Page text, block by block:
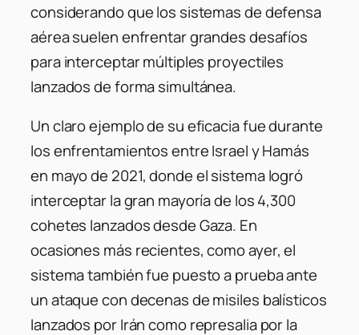
considerando que los sistemas de defensa
aérea suelen enfrentar grandes desafíos
para interceptar múltiples proyectiles
lanzados de forma simultánea.
Un claro ejemplo de su eficacia fue durante
los enfrentamientos entre Israel y Hamás
en mayo de 2021, donde el sistema logró
interceptar la gran mayoría de los 4,300
cohetes lanzados desde Gaza. En
ocasiones más recientes, como ayer, el
sistema también fue puesto a prueba ante
un ataque con decenas de misiles balísticos
lanzados por Irán como represalia por la